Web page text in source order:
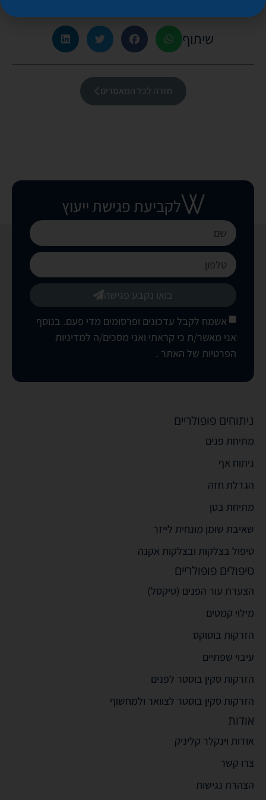
שיתוף
חזרה לכל המאמרים
לקביעת פגישת ייעוץ
אשמח לקבל עדכונים ופרסומים מדי פעם. בנוסף
אני מאשר/ת כי קראתי ואני מסכים/ה למדיניות
הפרטיות של האתר .
בואו נקבע פגישה
ניתוחים פופולריים
מתיחת פנים
ניתוח אף
הגדלת חזה
מתיחת בטן
שאיבת שומן מונחית לייזר
טיפול בצלקות ובצלקות אקנה
טיפולים פופולריים
הצערת עור הפנים (טיקסל)
מילוי קמטים
הזרקות בוטוקס
עיבוי שפתיים
הזרקות סקין בוסטר לפנים
הזרקות סקין בוסטר לצוואר ולמחשוף
אודות
אודות וינקלר קליניק
צרו קשר
הצהרת נגישות